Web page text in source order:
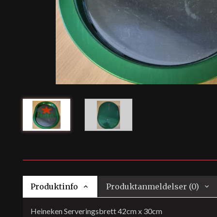
Produktinfo Produktanmeldelser (0)
Heineken Serveringsbrett 42cm x 30cm